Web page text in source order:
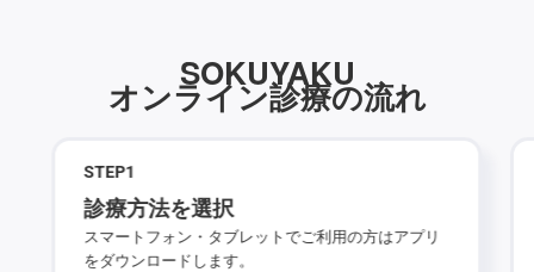
SOKUYAKU
オンライン診療の流れ
STEP1
診療方法を選択
スマートフォン・タブレットでご利用の方はアプリ
をダウンロードします。